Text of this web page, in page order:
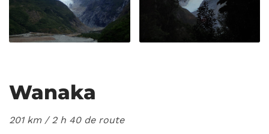
Wanaka
201 km / 2 h 40 de route